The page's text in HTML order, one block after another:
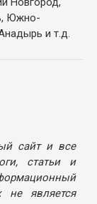
Южно-
и т.д.
сайт и все
статьи и
не является